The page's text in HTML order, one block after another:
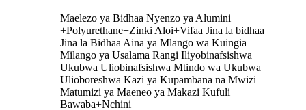
Maelezo ya Bidhaa Nyenzo ya Alumini
+Polyurethane+Zinki Aloi+Vifaa Jina la bidhaa
Jina la Bidhaa Aina ya Mlango wa Kuingia
Milango ya Usalama Rangi Iliyobinafsishwa
Ukubwa Uliobinafsishwa Mtindo wa Ukubwa
Ulioboreshwa Kazi ya Kupambana na Mwizi
Matumizi ya Maeneo ya Makazi Kufuli +
Bawaba+Nchini